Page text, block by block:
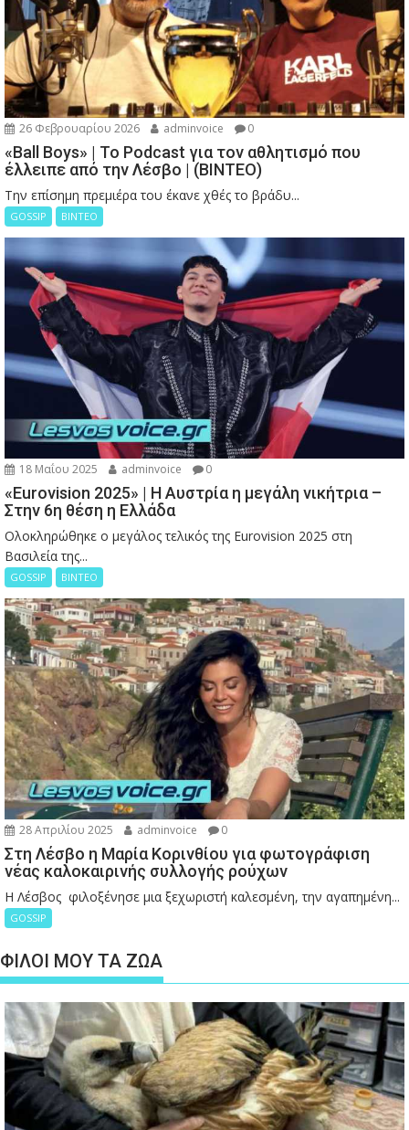
26 Φεβρουαρίου 2026 adminvoice 0
«Ball Boys» | Το Podcast για τον αθλητισμό που
έλλειπε από την Λέσβο | (ΒΙΝΤΕΟ)
Την επίσημη πρεμιέρα του έκανε χθές το βράδυ...
GOSSIP ΒΙΝΤΕΟ
18 Μαΐου 2025 adminvoice 0
«Eurovision 2025» | Η Αυστρία η μεγάλη νικήτρια –
Στην 6η θέση η Ελλάδα
Ολοκληρώθηκε ο μεγάλος τελικός της Eurovision 2025 στη
Βασιλεία της...
GOSSIP ΒΙΝΤΕΟ
28 Απριλίου 2025 adminvoice 0
Στη Λέσβο η Μαρία Κορινθίου για φωτογράφιση
νέας καλοκαιρινής συλλογής ρούχων
Η Λέσβος φιλοξένησε μια ξεχωριστή καλεσμένη, την αγαπημένη...
GOSSIP
ΦΙΛΟΙ ΜΟΥ ΤΑ ΖΩΑ